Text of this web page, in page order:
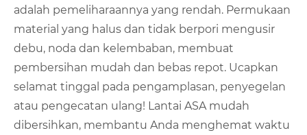
adalah pemeliharaannya yang rendah. Permukaan
material yang halus dan tidak berpori mengusir
debu, noda dan kelembaban, membuat
pembersihan mudah dan bebas repot. Ucapkan
selamat tinggal pada pengamplasan, penyegelan
atau pengecatan ulang! Lantai ASA mudah
dibersihkan, membantu Anda menghemat waktu